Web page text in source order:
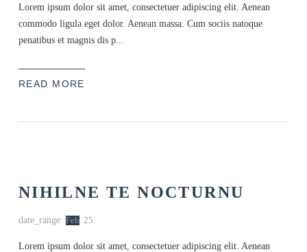
Lorem ipsum dolor sit amet, consectetuer adipiscing elit. Aenean
commodo ligula eget dolor. Aenean massa. Cum sociis natoque
penatibus et magnis dis p...
READ MORE
NIHILNE TE NOCTURNU
date_range Feb 25
Lorem ipsum dolor sit amet, consectetuer adipiscing elit. Aenean